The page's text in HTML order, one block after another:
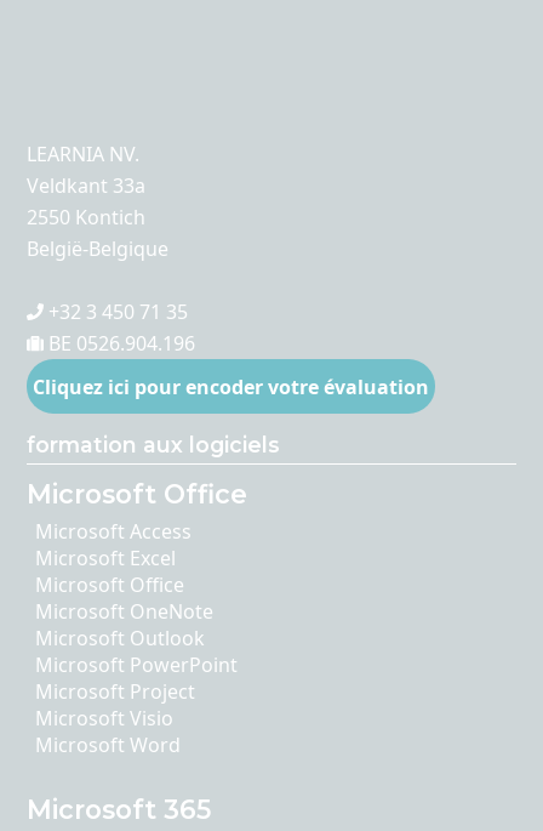
LEARNIA NV.
Veldkant 33a
2550 Kontich
België-Belgique
+32 3 450 71 35
BE 0526.904.196
Cliquez ici pour encoder votre évaluation
formation aux logiciels
Microsoft Office
Microsoft Access
Microsoft Excel
Microsoft Office
Microsoft OneNote
Microsoft Outlook
Microsoft PowerPoint
Microsoft Project
Microsoft Visio
Microsoft Word
Microsoft 365